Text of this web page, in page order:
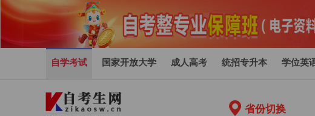
自学考试 国家开放大学 成人高考 统招专升本 学位英
省份切换